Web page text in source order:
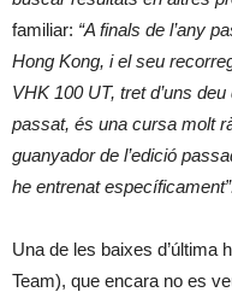
familiar: “A finals de l’any
Hong Kong, i el seu
VHK 100 UT, tret d’uns
passat, és una cursa molt
guanyador de l’edició
he entrenat
Una de les baixes d’última
Team), que encara no es